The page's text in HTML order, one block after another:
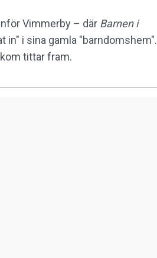
Vimmerby – där Barnen i
in" i sina gamla "barndomshem".
tittar fram.